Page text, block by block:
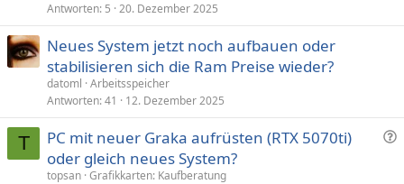
Antworten 5 20. Dezember 2025
Neues System jetzt noch aufbauen oder
stabilisieren sich die Ram Preise wieder?
datoml Arbeitsspeicher
Antworten 41 12. Dezember 2025
T
F
PC mit neuer Graka aufrüsten (RTX 5070ti)
oder gleich neues System?
topsan Grafikkarten: Kaufberatung